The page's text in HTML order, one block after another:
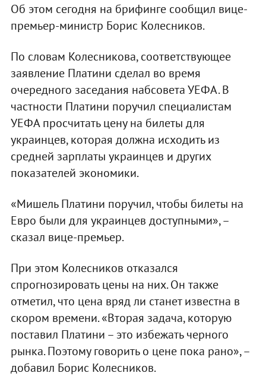
Об этом сегодня на брифинге сообщил вице-
премьер-министр Борис Колесников.
По словам Колесникова, соответствующее
заявление Платини сделал во время
очередного заседания набсовета УЕФА. В
частности Платини поручил специалистам
УЕФА просчитать цену на билеты для
украинцев, которая должна исходить из
средней зарплаты украинцев и других
показателей экономики.
«Мишель Платини поручил, чтобы билеты на
Евро были для украинцев доступными», –
сказал вице-премьер.
При этом Колесников отказался
спрогнозировать цены на них. Он также
отметил, что цена вряд ли станет известна в
скором времени. «Вторая задача, которую
поставил Платини – это избежать черного
рынка. Поэтому говорить о цене пока рано», –
добавил Борис Колесников.